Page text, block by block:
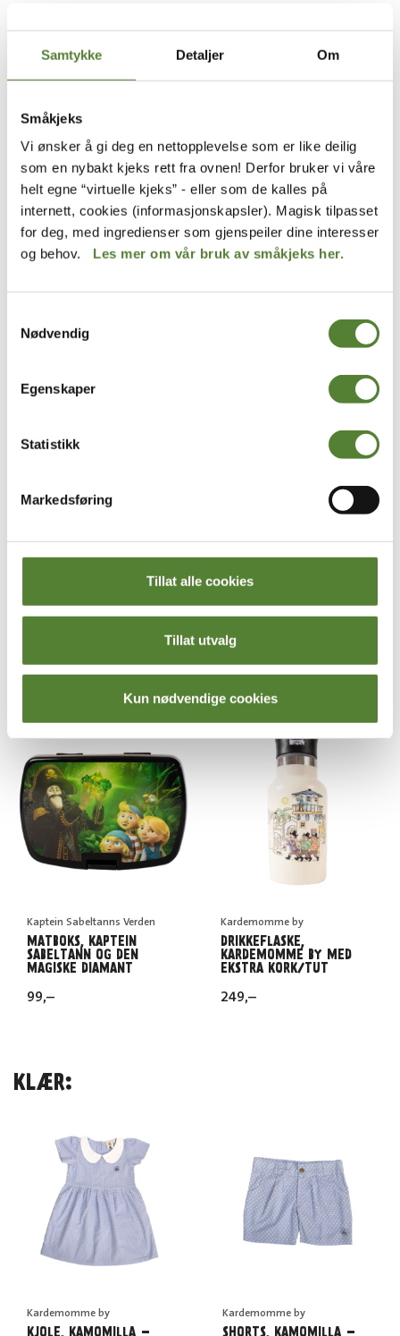
Samtykke Detaljer Om
Småkjeks
Vi ønsker å gi deg en nettopplevelse som er like deilig
som en nybakt kjeks rett fra ovnen! Derfor bruker vi våre
helt egne “virtuelle kjeks” - eller som de kalles på
internett, cookies (informasjonskapsler). Magisk tilpasset
for deg, med ingredienser som gjenspeiler dine interesser
og behov. Les mer om vår bruk av småkjeks her.
Nødvendig
Egenskaper
Statistikk
Markedsføring
Tillat alle cookies
Tillat utvalg
Kun nødvendige cookies
Thorbjørn Egner Hakkebakkeskogen
BOK, RAMPENISSEN PÅ
249,–
FLASKER OG MATBOKSER:
Kaptein Sabeltanns Verden
MATBOKS, KAPTEIN
SABELTANN OG DEN
MAGISKE DIAMANT
99,–
Kardemomme by
DRIKKEFLASKE,
KARDEMOMME BY MED
EKSTRA KORK/TUT
249,–
KLÆR:
Kardemomme by
KJOLE, KAMOMILLA –
Kardemomme by
SHORTS, KAMOMILLA –